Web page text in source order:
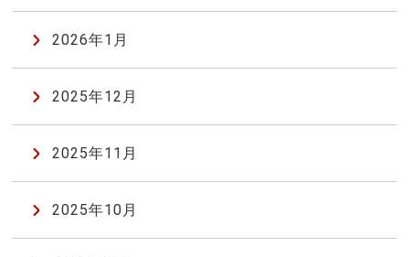
2026年1月
2025年12月
2025年11月
2025年10月